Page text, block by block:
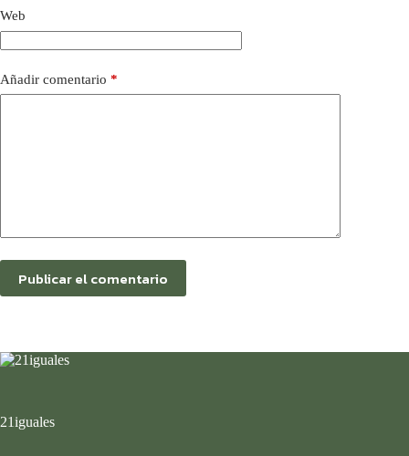
Web
Añadir comentario *
Publicar el comentario
21iguales